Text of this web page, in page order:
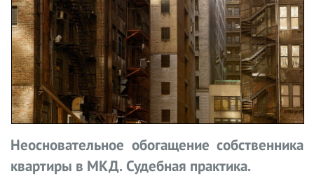
Неосновательное обогащение собственника
квартиры в МКД. Судебная практика.